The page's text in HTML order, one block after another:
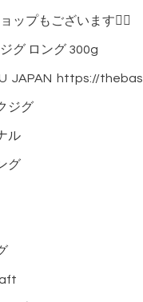
ップもございます🙇‍♂️
グ ロング 300g
JAPAN https://
ジグ
ル
グ